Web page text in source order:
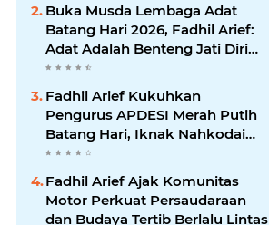
Buka Musda Lembaga Adat
Batang Hari 2026, Fadhil Arief:
Adat Adalah Benteng Jati Diri
Generasi Muda
Fadhil Arief Kukuhkan
Pengurus APDESI Merah Putih
Batang Hari, Iknak Nahkodai
Periode 2026–2031
Fadhil Arief Ajak Komunitas
Motor Perkuat Persaudaraan
dan Budaya Tertib Berlalu Lintas